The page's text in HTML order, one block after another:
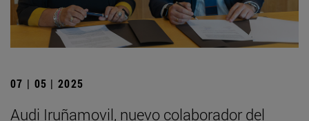
07 | 05 | 2025
Audi Iruñamovil, nuevo colaborador del